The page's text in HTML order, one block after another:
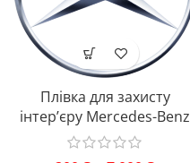
Плівка для захисту
інтер’єру Mercedes-Benz